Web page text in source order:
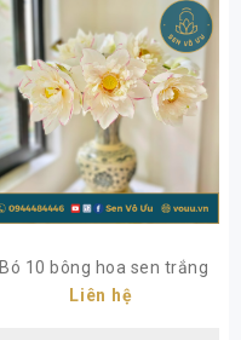
Bó 10 bông hoa sen trắng
viền hồng (versicolor)
Liên hệ